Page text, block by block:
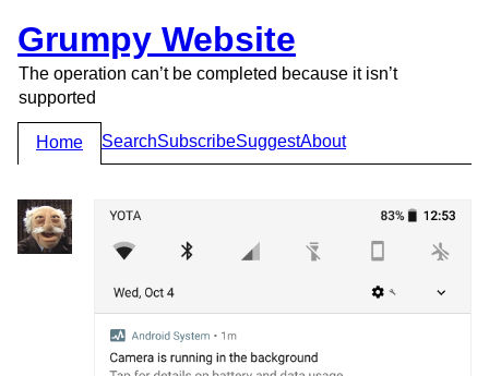
Grumpy Website
The operation can’t be completed because it isn’t
supported
Home SearchSubscribeSuggestAbout